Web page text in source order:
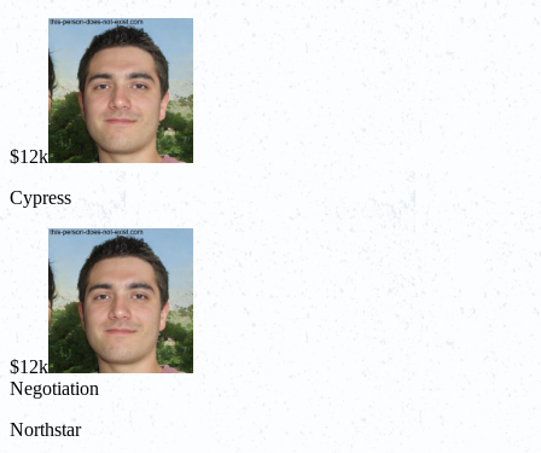
$12k
Cypress
$12k
Negotiation
Northstar